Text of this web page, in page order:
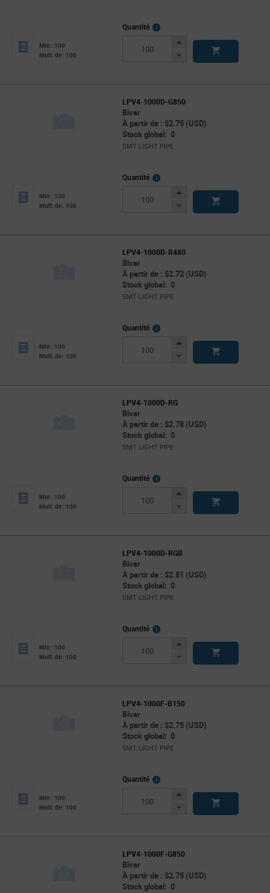
Min : 100
Mult. de : 100
Quantité
More
Increase
Decrease
LPV4-1000D-G850
Bivar
À partir de : $2.75 (USD)
Stock global: 0
SMT LIGHT PIPE
Min : 100
Mult. de : 100
Quantité
More
Increase
Decrease
LPV4-1000D-R480
Bivar
À partir de : $2.72 (USD)
Stock global: 0
SMT LIGHT PIPE
Min : 100
Mult. de : 100
Quantité
More
Increase
Decrease
LPV4-1000D-RG
Bivar
À partir de : $2.78 (USD)
Stock global: 0
SMT LIGHT PIPE
Min : 100
Mult. de : 100
Quantité
More
Increase
Decrease
LPV4-1000D-RGB
Bivar
À partir de : $2.81 (USD)
Stock global: 0
SMT LIGHT PIPE
Min : 100
Mult. de : 100
Quantité
More
Increase
Decrease
LPV4-1000F-B150
Bivar
À partir de : $2.75 (USD)
Stock global: 0
SMT LIGHT PIPE
Min : 100
Mult. de : 100
Quantité
More
Increase
Decrease
LPV4-1000F-G850
Bivar
À partir de : $2.75 (USD)
Stock global: 0